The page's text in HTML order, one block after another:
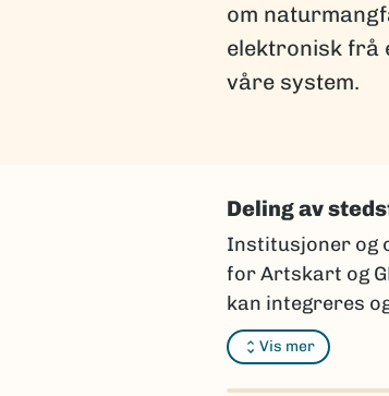
om
elektronisk frå
våre system.
Deling av
Vis mer
Institusjoner og
for Artskart og
kan integreres
Vi anbefaler at